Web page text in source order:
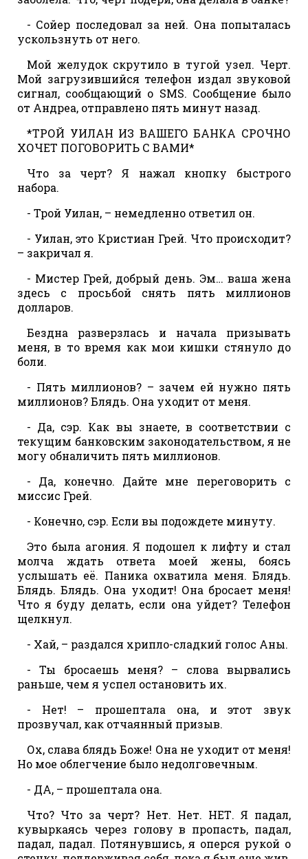
- Сойер последовал за ней. Она попыталась
ускользнуть от него.
Мой желудок скрутило в тугой узел. Черт.
Мой загрузившийся телефон издал звуковой
сигнал, сообщающий о SMS. Сообщение было
от Андреа, отправлено пять минут назад.
*ТРОЙ УИЛАН ИЗ ВАШЕГО БАНКА СРОЧНО
ХОЧЕТ ПОГОВОРИТЬ С ВАМИ*
Что за черт? Я нажал кнопку быстрого
набора.
- Трой Уилан, – немедленно ответил он.
- Уилан, это Кристиан Грей. Что происходит?
– закричал я.
- Мистер Грей, добрый день. Эм… ваша жена
здесь с просьбой снять пять миллионов
долларов.
Бездна разверзлась и начала призывать
меня, в то время как мои кишки стянуло до
боли.
- Пять миллионов? – зачем ей нужно пять
миллионов? Блядь. Она уходит от меня.
- Да, сэр. Как вы знаете, в соответствии с
текущим банковским законодательством, я не
могу обналичить пять миллионов.
- Да, конечно. Дайте мне переговорить с
миссис Грей.
- Конечно, сэр. Если вы подождете минуту.
Это была агония. Я подошел к лифту и стал
молча ждать ответа моей жены, боясь
услышать её. Паника охватила меня. Блядь.
Блядь. Блядь. Она уходит! Она бросает меня!
Что я буду делать, если она уйдет? Телефон
щелкнул.
- Хай, – раздался хрипло-сладкий голос Аны.
- Ты бросаешь меня? – слова вырвались
раньше, чем я успел остановить их.
- Нет! – прошептала она, и этот звук
прозвучал, как отчаянный призыв.
Ох, слава блядь Боже! Она не уходит от меня!
Но мое облегчение было недолговечным.
- ДА, – прошептала она.
Что? Что за черт? Нет. Нет. НЕТ. Я падал,
кувыркаясь через голову в пропасть, падал,
падал, падал. Потянувшись, я оперся рукой о